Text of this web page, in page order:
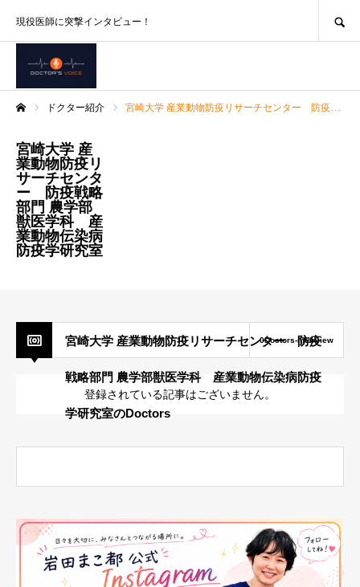
現役医師に突撃インタビュー！
ドクター紹介 宮崎大学 産業動物防疫リサーチセンター 防疫戦略部門 農学部獣医学科 産業動物伝染病防疫学研究室
宮崎大学 産
業動物防疫リ
サーチセンタ
ー 防疫戦略
部門 農学部
獣医学科 産
業動物伝染病
防疫学研究室
宮崎大学 産業動物防疫リサーチセンター 防疫
戦略部門 農学部獣医学科 産業動物伝染病防疫
学研究室のDoctors
0Doctors-interview
登録されている記事はございません。